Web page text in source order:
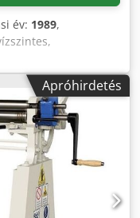
tól (2024), valamint
ragasztó gép
év: 1989,
egy Bühnen
A késztermék belső
a késztermék külső
a termék nettó
(X/Y): 252,5
gyártási éve: 2011. A
a jelenlegi
bemutatóra.
Apróhirdetés